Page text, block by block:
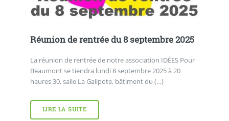
Réunion de rentrée du 8 septembre 2025
La réunion de rentrée de notre association IDÉES Pour
Beaumont se tiendra lundi 8 septembre 2025 à 20
heures 30, salle La Galipote, bâtiment du (…)
LIRE LA SUITE